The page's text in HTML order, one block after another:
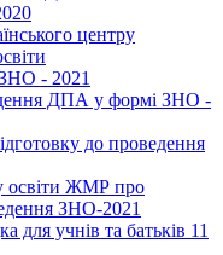
центру
- 2021
ДПА у формі ЗНО -
до проведення
освіти ЖМР про
ЗНО-2021
для учнів та батьків 11